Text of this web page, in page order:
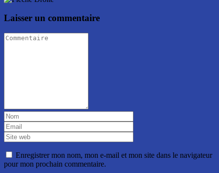
Laisser un commentaire
Enregistrer mon nom, mon e-mail et mon site dans le navigateur
pour mon prochain commentaire.